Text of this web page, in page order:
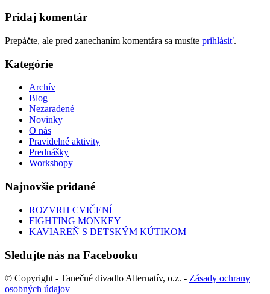
Pridaj komentár
Prepáčte, ale pred zanechaním komentára sa musíte prihlásiť.
Kategórie
Archív
Blog
Nezaradené
Novinky
O nás
Pravidelné aktivity
Prednášky
Workshopy
Najnovšie pridané
ROZVRH CVIČENÍ
FIGHTING MONKEY
KAVIAREŇ S DETSKÝM KÚTIKOM
Sledujte nás na Facebooku
© Copyright - Tanečné divadlo Alternatív, o.z. - Zásady ochrany
osobných údajov